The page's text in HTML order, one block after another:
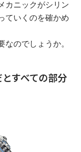
カニックがシリン
ていくのを確かめ
のでしょうか。
すべての部分